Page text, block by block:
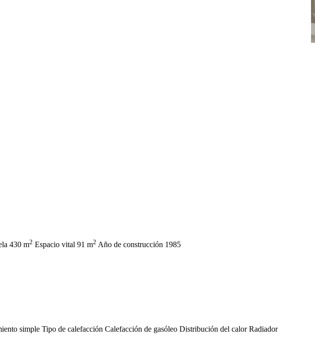
430 m2 Espacio vital 91 m2 Año de construcción 1985
simple Tipo de calefacción Calefacción de gasóleo Distribución del calor Radiador